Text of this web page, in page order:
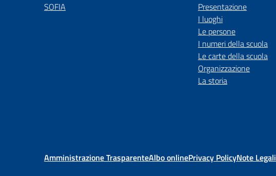
SOFIA
Presentazione
I luoghi
Le persone
I numeri della scuola
Le carte della scuola
Organizzazione
La storia
Amministrazione TrasparenteAlbo onlinePrivacy PolicyNote Legali